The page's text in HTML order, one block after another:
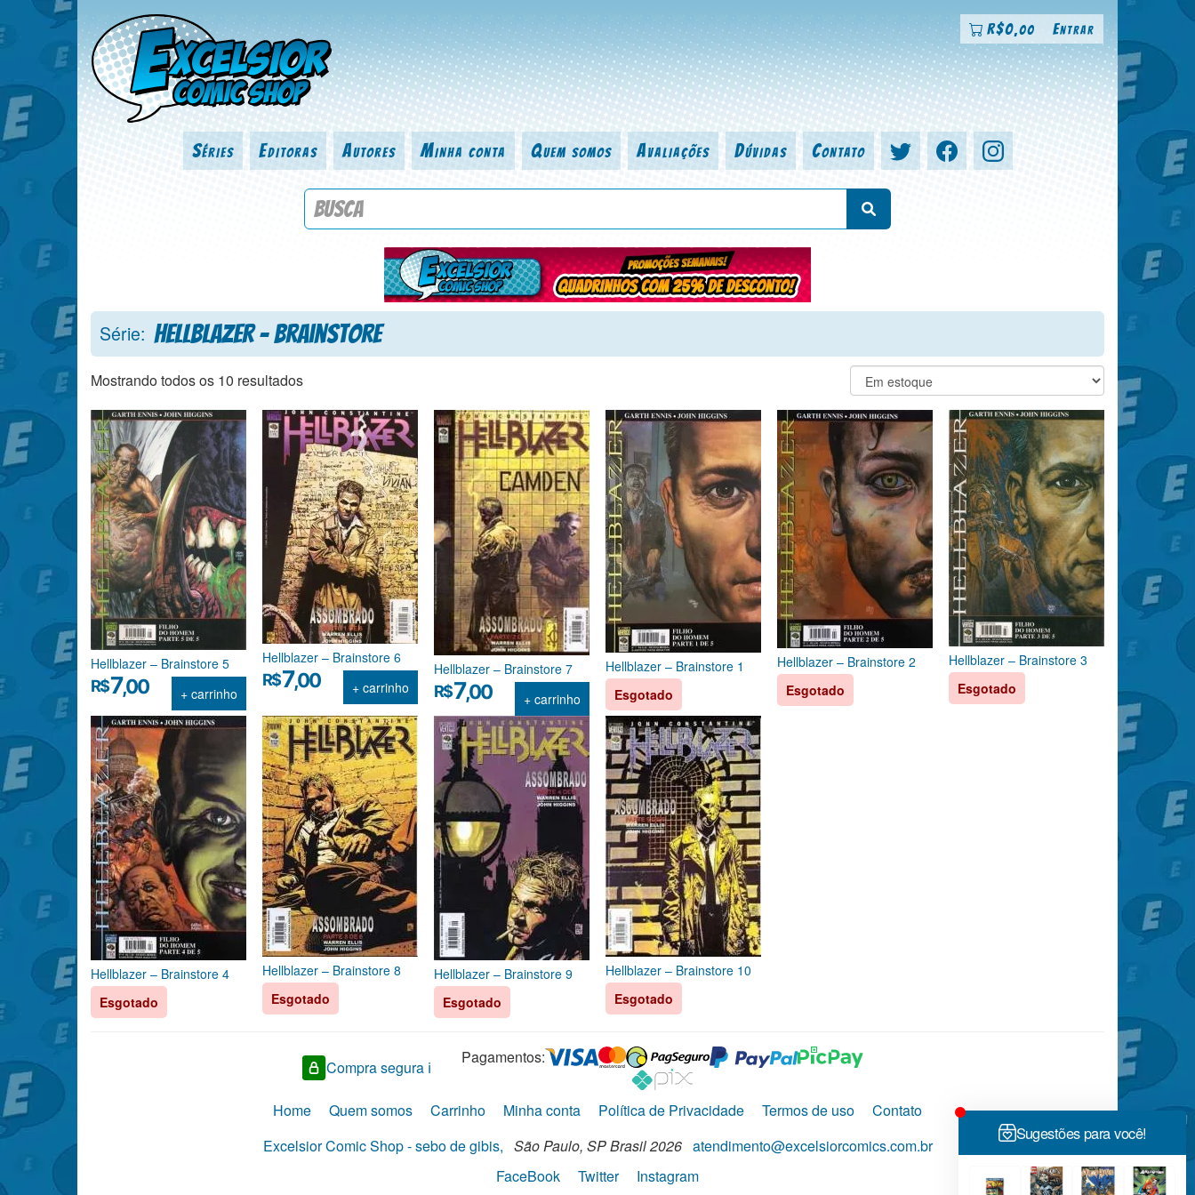
R$0,00 Entrar
Séries Editoras Autores Minha conta Quem somos Avaliações Dúvidas Contato
Procure por título da revista, personagem, série, escritor, desenhista, arte-finalista, colorista
Série: Hellblazer - Brainstore
Mostrando todos os 10 resultados
Hellblazer – Brainstore 5
R$7,00 + carrinho
Hellblazer – Brainstore 6
R$7,00 + carrinho
Hellblazer – Brainstore 7
R$7,00 + carrinho
Hellblazer – Brainstore 1
Esgotado
Hellblazer – Brainstore 2
Esgotado
Hellblazer – Brainstore 3
Esgotado
Hellblazer – Brainstore 4
Esgotado
Hellblazer – Brainstore 8
Esgotado
Hellblazer – Brainstore 9
Esgotado
Hellblazer – Brainstore 10
Esgotado
Compra segura ℹ️
Pagamentos:
Home Quem somos Carrinho Minha conta Política de Privacidade Termos de uso
Contato
Excelsior Comic Shop - sebo de gibis, São Paulo, SPBrasil2026 atendimento@excelsiorcomics.com.br
FaceBook
Twitter Instagram